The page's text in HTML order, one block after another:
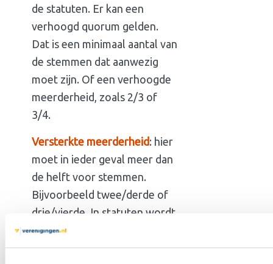
de statuten. Er kan een
verhoogd quorum gelden.
Dat is een minimaal aantal van
de stemmen dat aanwezig
moet zijn. Of een verhoogde
meerderheid, zoals 2/3 of
3/4.
Versterkte meerderheid: hier
moet in ieder geval meer dan
de helft voor stemmen.
Bijvoorbeeld twee/derde of
drie/vierde. In statuten wordt
dit ook wel aangeduid met
percentages.